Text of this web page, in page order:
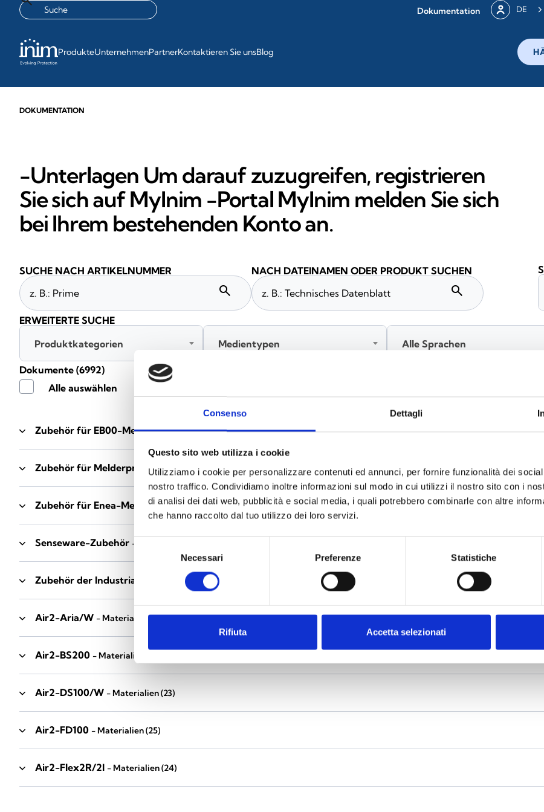
Consenso Dettagli
Questo sito web utilizza i cookie
Utilizziamo i cookie per personalizzare contenuti ed annunci, per fornire funzionalità dei
nostro traffico. Condividiamo inoltre informazioni sul modo in cui utilizzi il nostro sito con i
di analisi dei dati web, pubblicità e social media, i quali potrebbero combinarle con altre
che hanno raccolto dal tuo utilizzo dei loro servizi.
Selezione
Necessari Preferenze Statistiche
Rifiuta Accetta selezionati
Dokumentation DE
ProdukteUnternehmenPartnerKontaktieren Sie unsBlog
DOKUMENTATION
-Unterlagen Um darauf zuzugreifen, registrieren
Sie sich auf MyInim -Portal MyInim melden Sie sich
bei Ihrem bestehenden Konto an.
Zubehör für EB00-Meldersockel - Materialien(47)
Zubehör für Melderprüfgeräte - Materialien(6)
Zubehör für Enea-Melder - Materialien(35)
Senseware-Zubehör - Materialien
Zubehör der Industrial-Serie - Materialien
Air2-Aria/W - Materialien(23)
Air2-BS200 - Materialien
Air2-DS100/W - Materialien(23)
Air2-FD100 - Materialien(25)
Air2-Flex2R/2I - Materialien(24)
Dokumente (6992)
Alle auswählen
SUCHE NACH ARTIKELNUMMER
search
NACH DATEINAMEN ODER PRODUKT SUCHEN
search
ERWEITERTE SUCHE
Produktkategorien
Medientypen Alle Sprachen